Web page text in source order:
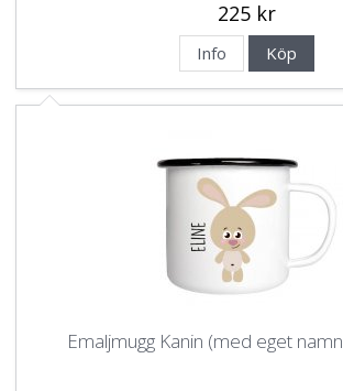
225 kr
Info Köp
Emaljmugg Kanin (med eget